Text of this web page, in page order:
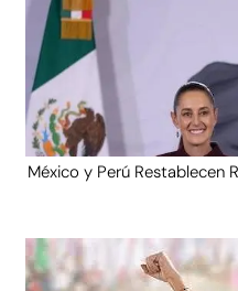
México y Perú Restablecen